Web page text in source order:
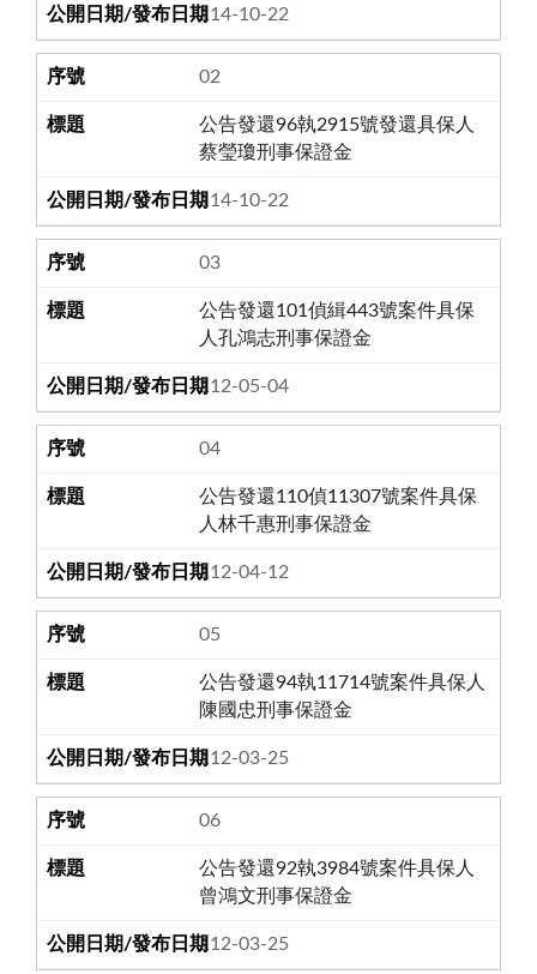
114-10-22
02
公告發還96執2915號發還具保人
蔡瑩瓊刑事保證金
114-10-22
03
公告發還101偵緝443號案件具保
人孔鴻志刑事保證金
112-05-04
04
公告發還110偵11307號案件具保
人林千惠刑事保證金
112-04-12
05
公告發還94執11714號案件具保人
陳國忠刑事保證金
112-03-25
06
公告發還92執3984號案件具保人
曾鴻文刑事保證金
112-03-25